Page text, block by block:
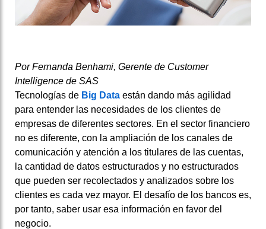
Por Fernanda Benhami, Gerente de Customer
Intelligence de SAS
Tecnologías de Big Data están dando más agilidad
para entender las necesidades de los clientes de
empresas de diferentes sectores. En el sector financiero
no es diferente, con la ampliación de los canales de
comunicación y atención a los titulares de las cuentas,
la cantidad de datos estructurados y no estructurados
que pueden ser recolectados y analizados sobre los
clientes es cada vez mayor. El desafío de los bancos es,
por tanto, saber usar esa información en favor del
negocio.